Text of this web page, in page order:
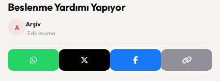
Beslenme Yardımı Yapıyor
A Arşiv
· 3 dk okuma